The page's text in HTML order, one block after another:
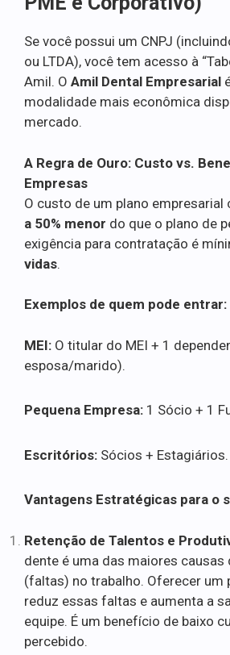
Se você possui um CNPJ
ou LTDA), você tem acesso à
Amil. O Amil Dental Empresarial
modalidade mais econômica
mercado.
A Regra de Ouro: Custo vs.
Empresas
O custo de um plano empresarial
a 50% menor do que o plano de
exigência para contratação é
vidas.
Exemplos de quem pode entrar:
MEI: O titular do MEI + 1
esposa/marido).
Pequena Empresa: 1 Sócio + 1
Escritórios: Sócios + Estagiários.
Vantagens Estratégicas para o
Retenção de Talentos e
dente é uma das maiores causas
(faltas) no trabalho. Oferecer um
reduz essas faltas e aumenta a
equipe. É um benefício de baixo
percebido.